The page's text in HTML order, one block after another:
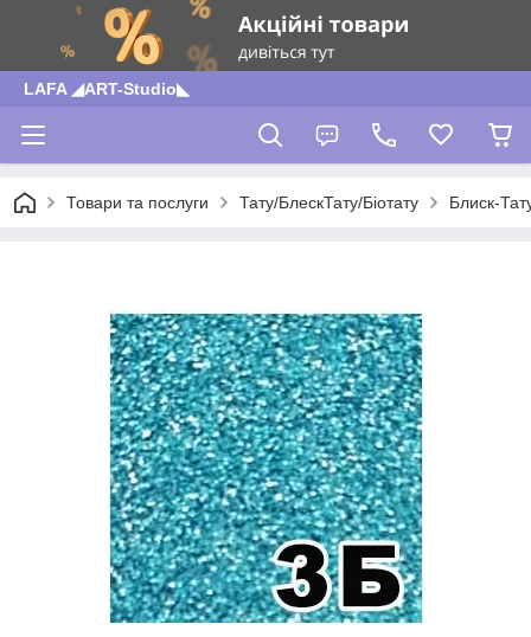
LAFA ◢ART-Studio◣
Товари та послуги Тату/БлескТату/Біотату Блиск-